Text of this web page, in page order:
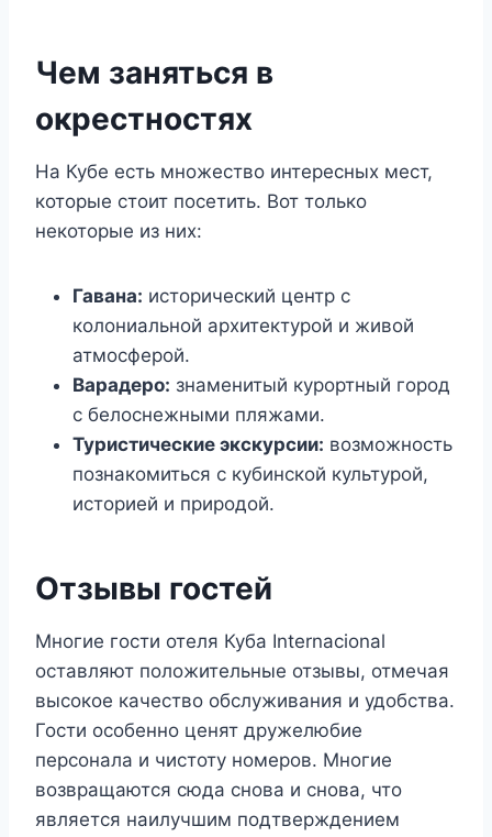
Чем заняться в
окрестностях
На Кубе есть множество интересных мест,
которые стоит посетить. Вот только
некоторые из них:
Гавана: исторический центр с
колониальной архитектурой и живой
атмосферой.
Варадеро: знаменитый курортный город
с белоснежными пляжами.
Туристические экскурсии: возможность
познакомиться с кубинской культурой,
историей и природой.
Отзывы гостей
Многие гости отеля Куба Internacional
оставляют положительные отзывы, отмечая
высокое качество обслуживания и удобства.
Гости особенно ценят дружелюбие
персонала и чистоту номеров. Многие
возвращаются сюда снова и снова, что
является наилучшим подтверждением